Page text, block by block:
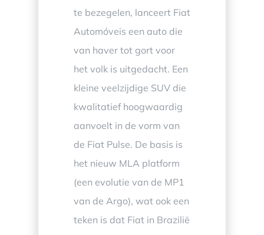
te bezegelen, lanceert Fiat
Automóveis een auto die
van haver tot gort voor
het volk is uitgedacht. Een
kleine veelzijdige SUV die
kwalitatief hoogwaardig
aanvoelt in de vorm van
de Fiat Pulse. De basis is
het nieuw MLA platform
(een evolutie van de MP1
van de Argo), wat ook een
teken is dat Fiat in Brazilië